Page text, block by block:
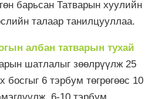
барьсан Татварын хуулийн
талаар танилцууллаа.
албан татварын тухай
шатлалыг зөөлрүүлж 25
босгыг 6 тэрбум төгрөгөөс 10